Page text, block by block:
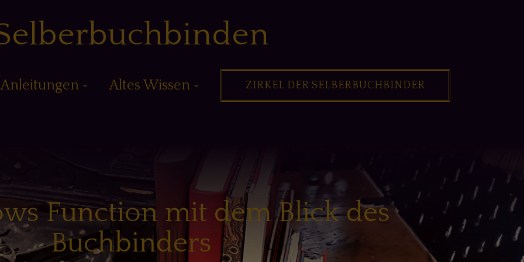
Anleitungen Altes Wissen ZIRKEL DER SELBERBUCHBINDER
Function mit dem Blick des
Buchbinders